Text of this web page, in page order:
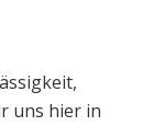
uns hier in